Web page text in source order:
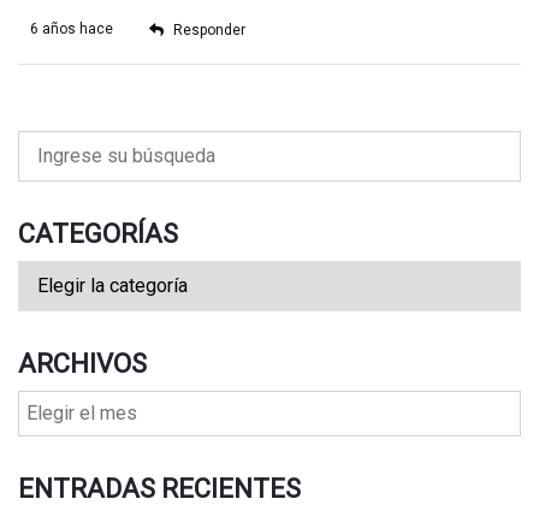
6 años hace Responder
CATEGORÍAS
ARCHIVOS
ENTRADAS RECIENTES